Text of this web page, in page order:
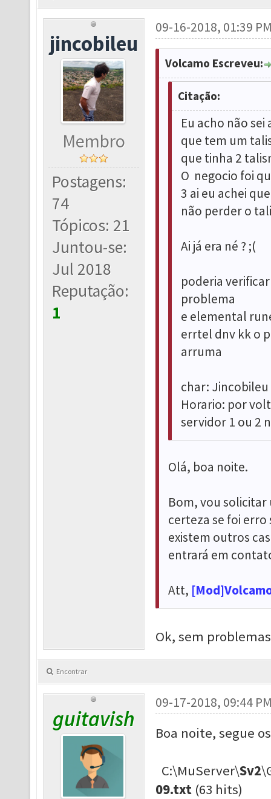
jincobileu
Membro
Postagens:
74
Tópicos: 21
Juntou-se:
Jul 2018
Reputação:
1
09-16-2018, 01:39
Volcamo Escreveu:
Citação:
Eu acho não
que tem um
que tinha 2
O negocio foi
3 ai eu achei
não perder o
Ai já era né ? ;(
poderia
problema
e elemental
errtel dnv kk o
arruma
char: Jincobileu
Horario: por
servidor 1 ou 2
Olá, boa noite.
Bom, vou solicitar
certeza se foi erro
existem outros
entrará em
Att,
Ok, sem
Encontrar
guitavish
09-17-2018, 09:44
Boa noite, segue
C:\MuServer\Sv2
09.txt(63 hits)